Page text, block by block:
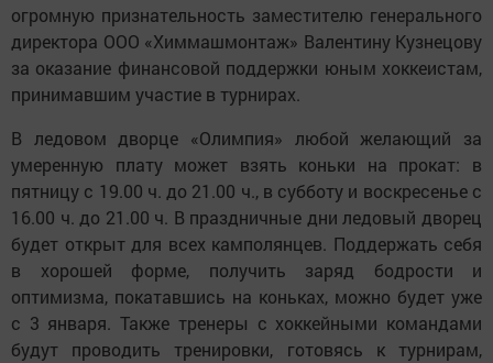
огромную признательность заместителю генерального
директора ООО «Химмашмонтаж» Валентину Кузнецову
за оказание финансовой поддержки юным хоккеистам,
принимавшим участие в турнирах.
В ледовом дворце «Олимпия» любой желающий за
умеренную плату может взять коньки на прокат: в
пятницу с 19.00 ч. до 21.00 ч., в субботу и воскресенье с
16.00 ч. до 21.00 ч. В праздничные дни ледовый дворец
будет открыт для всех камполянцев. Поддержать себя
в хорошей форме, получить заряд бодрости и
оптимизма, покатавшись на коньках, можно будет уже
с 3 января. Также тренеры с хоккейными командами
будут проводить тренировки, готовясь к турнирам,